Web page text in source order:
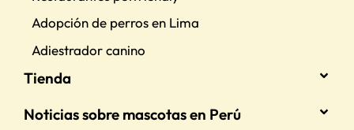
Adopción de perros en Lima
Adiestrador canino
Tienda
Noticias sobre mascotas en Perú